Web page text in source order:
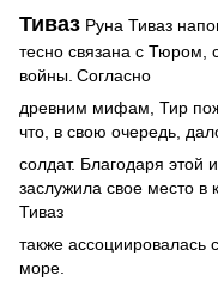
Тиваз Руна Тиваз
тесно связана с Тюром,
войны. Согласно
древним мифам, Тир
что, в свою очередь,
солдат. Благодаря этой
заслужила свое место в
Тиваз
также
море.